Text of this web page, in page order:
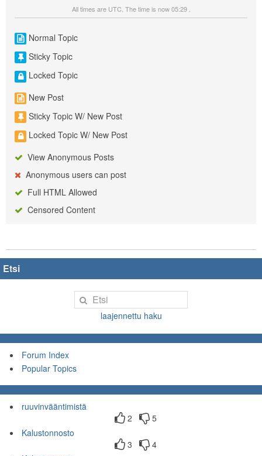
All times are UTC. The time is now 05:29 .
Normal Topic
Sticky Topic
Locked Topic
New Post
Sticky Topic W/ New Post
Locked Topic W/ New Post
View Anonymous Posts
Anonymous users can post
Full HTML Allowed
Censored Content
Etsi
laajennettu haku
Forum Index
Popular Topics
ruuvinvääntimistä
2
5
Kalustonnosto
3
4